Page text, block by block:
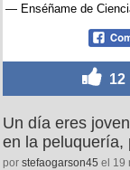
— Enséñame de
12
Un día eres
en la peluquería,
por stefaogarson45 el 19